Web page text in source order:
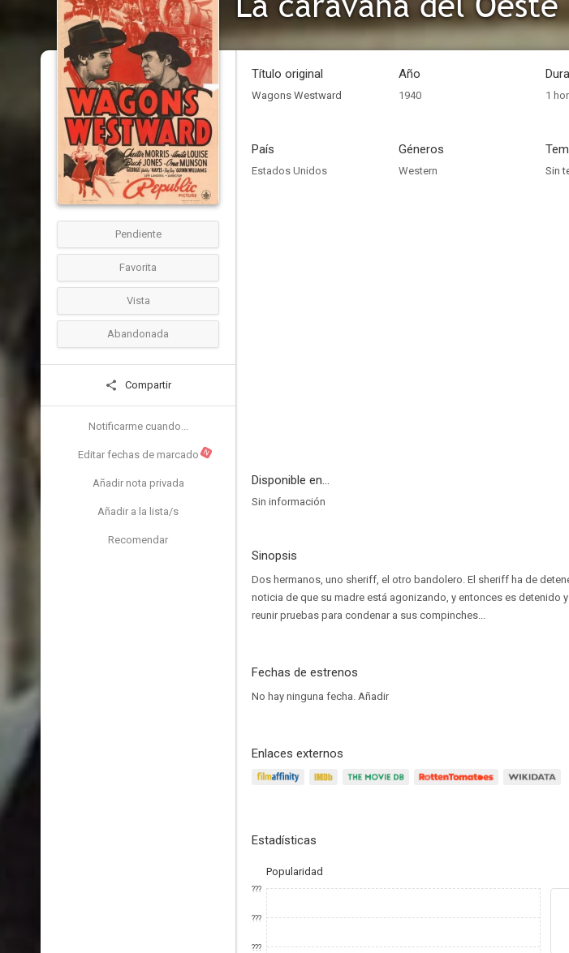
Pendiente
Favorita
Vista
Abandonada
Compartir
Notificarme cuando...
Editar fechas de marcado N
Añadir nota privada
Añadir a la lista/s
Recomendar
Título original
Wagons Westward
Año
1940 1
País
Estados Unidos
Géneros
Western Sin
Disponible en...
Sin información
Sinopsis
Dos hermanos, uno sheriff, el otro bandolero. El sheriff ha de
noticia de que su madre está agonizando, y entonces es detenido
reunir pruebas para condenar a sus compinches...
Fechas de estrenos
No hay ninguna fecha. Añadir
Enlaces externos
Estadísticas
Popularidad
???
???
???